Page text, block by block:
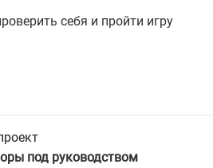
себя и пройти игру
под руководством